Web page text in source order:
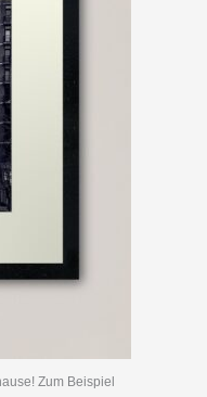
Zum Beispiel